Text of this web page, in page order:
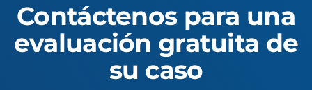
Contáctenos para una
evaluación gratuita de
su caso